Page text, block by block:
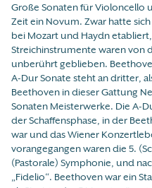
Große Sonaten für Violoncello
Zeit ein Novum. Zwar hatte
bei Mozart und Haydn
Streichinstrumente waren von
unberührt geblieben.
A-Dur Sonate steht an dritter,
Beethoven in dieser Gattung
Sonaten Meisterwerke. Die A-
der Schaffensphase, in der
war und das Wiener
vorangegangen waren die 5.
(Pastorale) Symphonie, und
„Fidelio“. Beethoven war ein